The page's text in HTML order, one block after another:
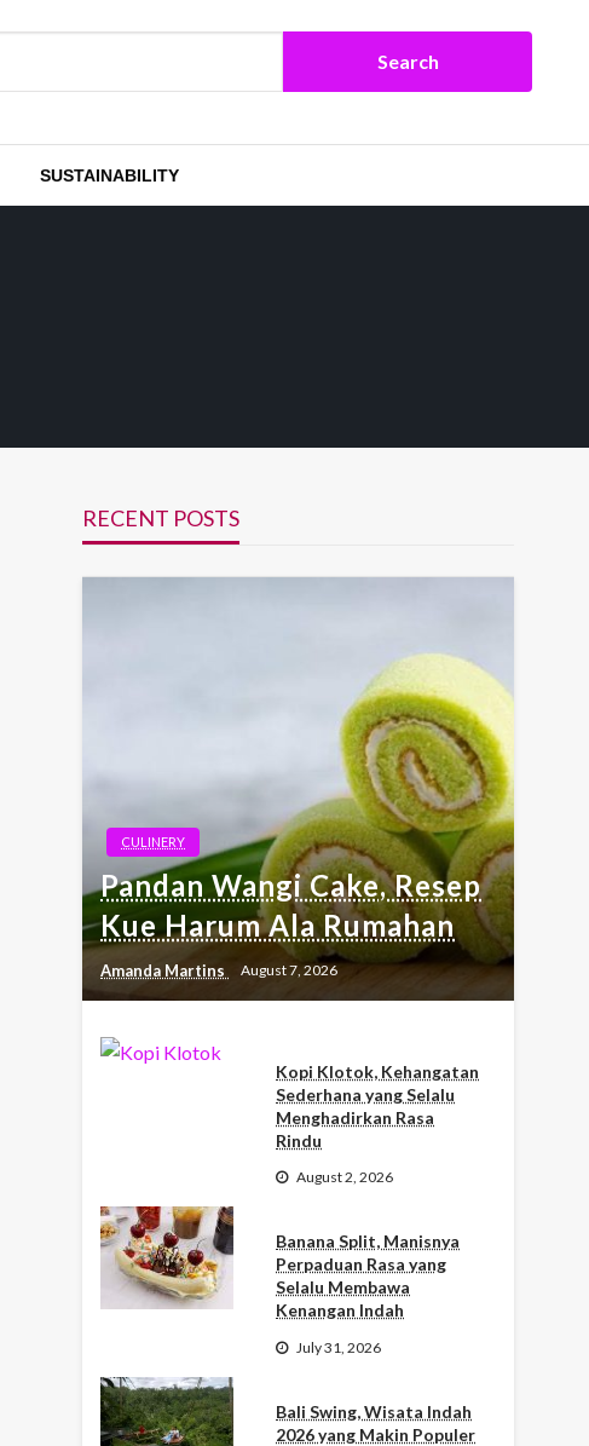
SUSTAINABILITY
RECENT POSTS
CULINERY
Pandan Wangi Cake, Resep
Kue Harum Ala Rumahan
Amanda Martins August 7, 2026
Kopi Klotok, Kehangatan
Sederhana yang Selalu
Menghadirkan Rasa
Rindu
August 2, 2026
Banana Split, Manisnya
Perpaduan Rasa yang
Selalu Membawa
Kenangan Indah
July 31, 2026
Bali Swing, Wisata Indah
2026 yang Makin Populer